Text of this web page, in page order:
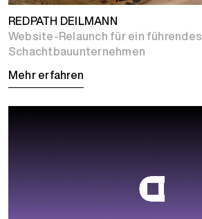
REDPATH DEILMANN
Website-Relaunch für ein führendes
Schachtbauunternehmen
Mehr erfahren